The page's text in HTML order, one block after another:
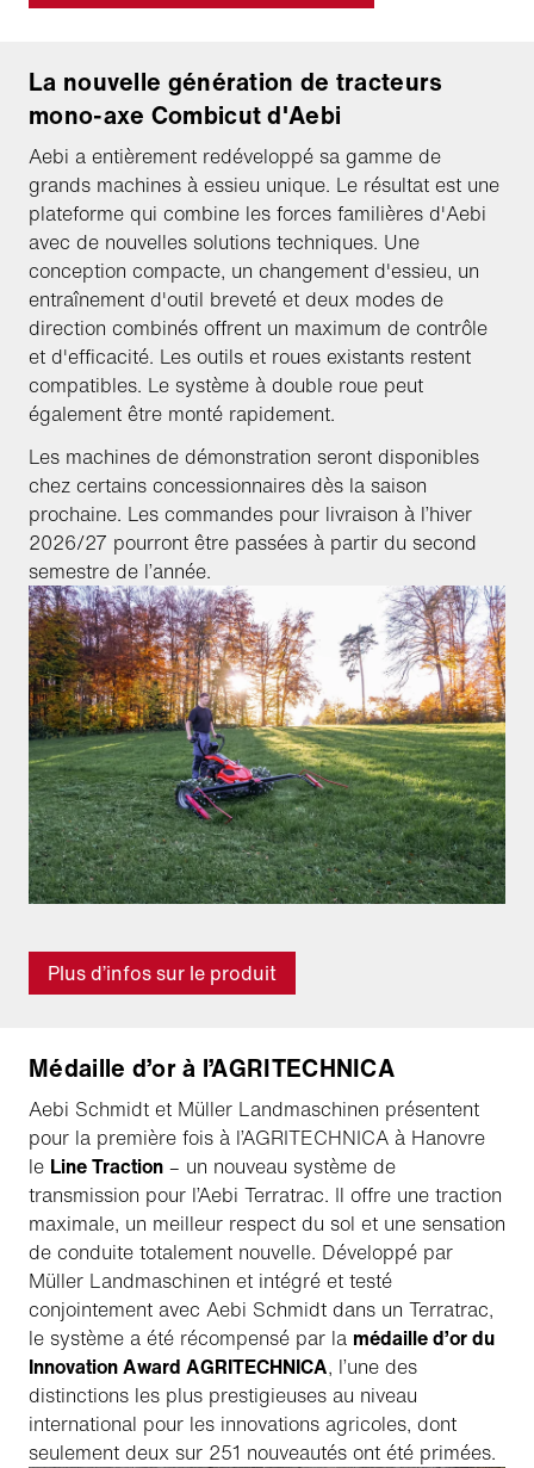
La nouvelle génération de tracteurs
mono-axe Combicut d'Aebi
Aebi a entièrement redéveloppé sa gamme de
grands machines à essieu unique. Le résultat est une
plateforme qui combine les forces familières d'Aebi
avec de nouvelles solutions techniques. Une
conception compacte, un changement d'essieu, un
entraînement d'outil breveté et deux modes de
direction combinés offrent un maximum de contrôle
et d'efficacité. Les outils et roues existants restent
compatibles. Le système à double roue peut
également être monté rapidement.
Les machines de démonstration seront disponibles
chez certains concessionnaires dès la saison
prochaine. Les commandes pour livraison à l’hiver
2026/27 pourront être passées à partir du second
semestre de l’année.
Plus d’infos sur le produit
Médaille d’or à l’AGRITECHNICA
Aebi Schmidt et Müller Landmaschinen présentent
pour la première fois à l’AGRITECHNICA à Hanovre
le Line Traction – un nouveau système de
transmission pour l’Aebi Terratrac. Il offre une traction
maximale, un meilleur respect du sol et une sensation
de conduite totalement nouvelle. Développé par
Müller Landmaschinen et intégré et testé
conjointement avec Aebi Schmidt dans un Terratrac,
le système a été récompensé par la médaille d’or du
Innovation Award AGRITECHNICA, l’une des
distinctions les plus prestigieuses au niveau
international pour les innovations agricoles, dont
seulement deux sur 251 nouveautés ont été primées.